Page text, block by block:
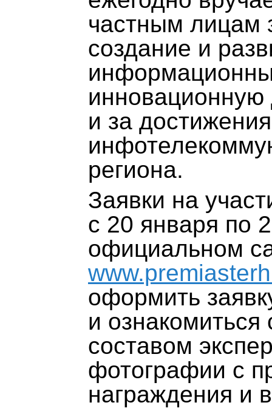
частным лицам
создание и
инновационную
и за
региона.
Заявки на
с 20 января по
официальном
оформить
и
составом
фотографии с
награждения и